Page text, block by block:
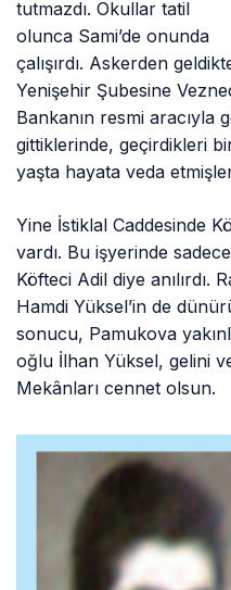
tutmazdı. Okullar tatil
olunca Sami’de onunda
çalışırdı. Askerden
Yenişehir Şubesine
Bankanın resmi aracıyla
gittiklerinde, geçirdikleri
yaşta hayata veda
Yine İstiklal Caddesinde
vardı. Bu işyerinde
Köfteci Adil diye anılırdı.
Hamdi Yüksel’in de
sonucu, Pamukova
oğlu İlhan Yüksel, gelini
Mekânları cennet olsun.